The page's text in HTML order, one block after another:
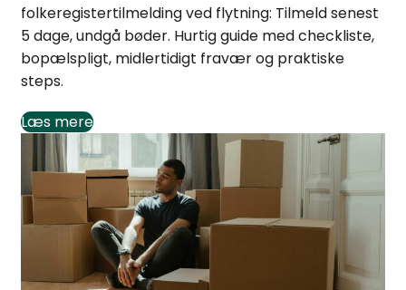
folkeregistertilmelding ved flytning: Tilmeld senest
5 dage, undgå bøder. Hurtig guide med checkliste,
bopælspligt, midlertidigt fravær og praktiske
steps.
Læs mere